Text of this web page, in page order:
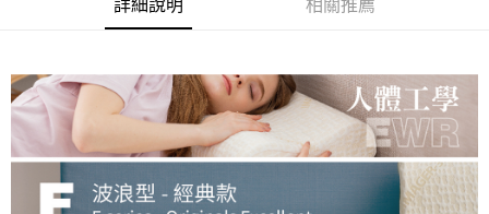
上海商業儲蓄銀行
台北富邦商業銀行
國泰世華商業銀行
匯豐（台灣）商業銀行
華泰商業銀行
聯邦商業銀行
遠東國際商業銀行
元大商業銀行
永豐商業銀行
玉山商業銀行
星展（台灣）商業銀行
台灣樂天信用卡公司
臺灣中小企業銀行
台中商業銀行
匯豐（台灣）商業銀行
華泰商業銀行
聯邦商業銀行
遠東國際商業銀行
元大商業銀行
永豐商業銀行
玉山商業銀行
星展（台灣）商業銀行
台新國際商業銀行
街口支付
悠遊付
Google Pay
全盈+PAY
詳細說明 相關推薦